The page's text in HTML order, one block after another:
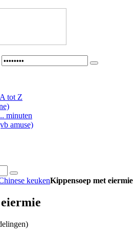
tot Z
minuten
amuse)
keukenKippensoep met eiermie